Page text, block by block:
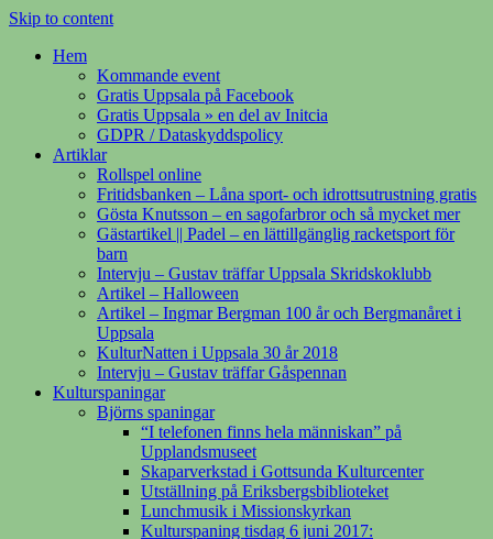
Skip to content
Hem
Kommande event
Gratis Uppsala på Facebook
Gratis Uppsala » en del av Initcia
GDPR / Dataskyddspolicy
Artiklar
Rollspel online
Fritidsbanken – Låna sport- och idrottsutrustning gratis
Gösta Knutsson – en sagofarbror och så mycket mer
Gästartikel || Padel – en lättillgänglig racketsport för
barn
Intervju – Gustav träffar Uppsala Skridskoklubb
Artikel – Halloween
Artikel – Ingmar Bergman 100 år och Bergmanåret i
Uppsala
KulturNatten i Uppsala 30 år 2018
Intervju – Gustav träffar Gåspennan
Kulturspaningar
Björns spaningar
“I telefonen finns hela människan” på
Upplandsmuseet
Skaparverkstad i Gottsunda Kulturcenter
Utställning på Eriksbergsbiblioteket
Lunchmusik i Missionskyrkan
Kulturspaning tisdag 6 juni 2017: